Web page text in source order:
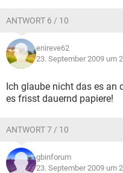
ANTWORT 6 / 10
enireve62
23. September 2009 um
Ich glaube nicht das es an
es frisst dauernd papiere!
ANTWORT 7 / 10
gbinforum
23. September 2009 um